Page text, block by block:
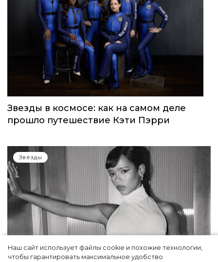
Наш сайт использует файлы cookie и похожие технологии,
чтобы гарантировать максимальное удобство
Звезды в космосе: как на самом деле
прошло путешествие Кэти Пэрри
Звёзды